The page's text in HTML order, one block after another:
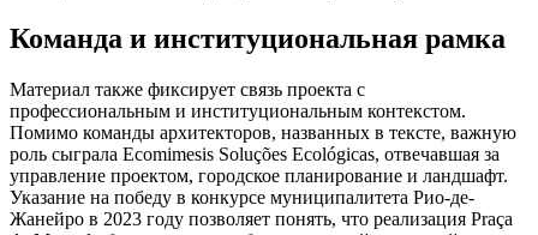
Команда и институциональная рамка
Материал также фиксирует связь проекта с
профессиональным и институциональным контекстом.
Помимо команды архитекторов, названных в тексте, важную
роль сыграла Ecomimesis Soluções Ecológicas, отвечавшая за
управление проектом, городское планирование и ландшафт.
Указание на победу в конкурсе муниципалитета Рио-де-
Жанейро в 2023 году позволяет понять, что реализация Praça